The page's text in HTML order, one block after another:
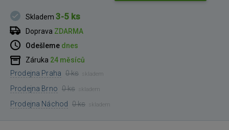
Skladem3-5 ks
Doprava ZDARMA
Odešleme dnes
Záruka 24 měsíců
Prodejna Praha 0 ks skladem
Prodejna Brno 0 ks skladem
Prodejna Náchod 0 ks skladem